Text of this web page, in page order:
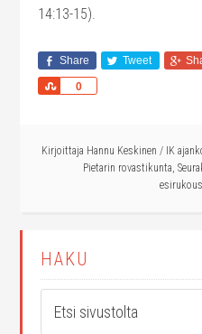
14:13-15).
Share Tweet
0
Share
Kirjoittaja Hannu Keskinen / IK
Pietarin rovastikunta,
esirukous
HAKU